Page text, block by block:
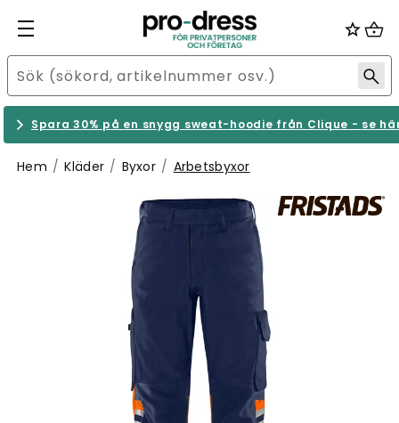
Spara 30% på en snygg sweat-hoodie från Clique - se
Hem Kläder Byxor Arbetsbyxor